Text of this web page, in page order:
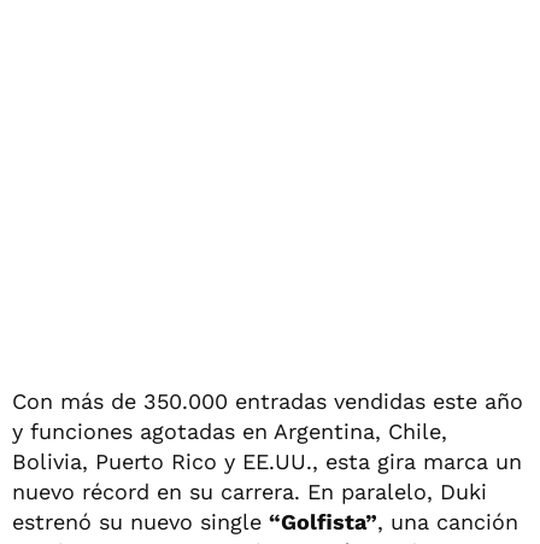
Con más de 350.000 entradas vendidas este año
y funciones agotadas en Argentina, Chile,
Bolivia, Puerto Rico y EE.UU., esta gira marca un
nuevo récord en su carrera. En paralelo, Duki
estrenó su nuevo single “Golfista”, una canción